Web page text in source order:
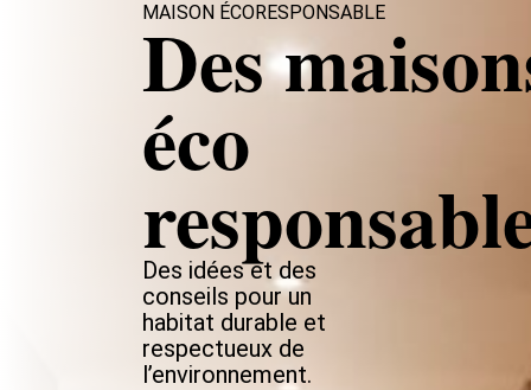
MAISON ÉCORESPONSABLE
Des
éco
Des idées et des
conseils pour un
habitat durable et
respectueux de
l’environnement.